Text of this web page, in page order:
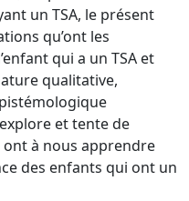
un TSA, le présent
qu’ont les
qui a un TSA et
qualitative,
et tente de
ont à nous apprendre
des enfants qui ont un